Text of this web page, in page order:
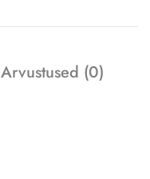
Arvustused (0)